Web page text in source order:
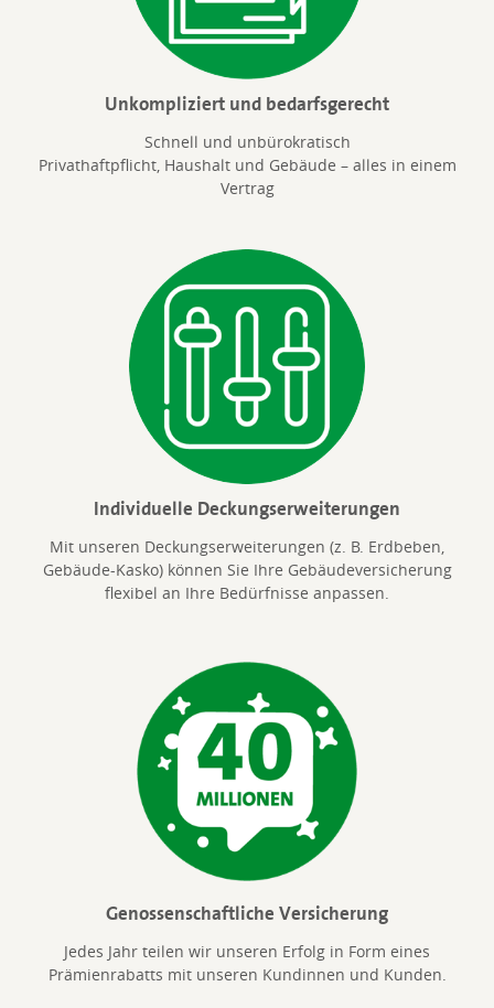
Unkompliziert und bedarfsgerecht
Schnell und unbürokratisch
Privathaftpflicht, Haushalt und Gebäude – alles in einem
Vertrag
Individuelle Deckungserweiterungen
Mit unseren Deckungserweiterungen (z. B. Erdbeben,
Gebäude-Kasko) können Sie Ihre Gebäudeversicherung
flexibel an Ihre Bedürfnisse anpassen.
Genossenschaftliche Versicherung
Jedes Jahr teilen wir unseren Erfolg in Form eines
Prämienrabatts mit unseren Kundinnen und Kunden.